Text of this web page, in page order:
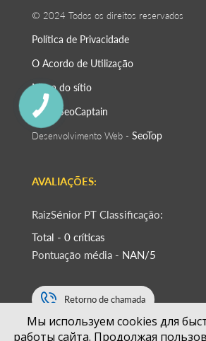
© 2024 Todos os direitos reservados
Política de Privacidade
O Acordo de Utilização
Mapa do sítio
SEO - SeoСaptain
Desenvolvimento Web - SeoTop
AVALIAÇÕES:
RaizSénior PT Classificação:
Total - 0 críticas
Pontuação média - NAN/5
Retorno de chamada
+351
Мы используем cookies для
работы сайта. Продолжая